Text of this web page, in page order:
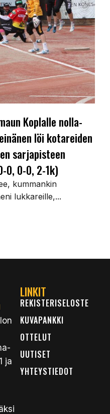
Koplalle nolla-
löi kotareiden
sarjapisteen
0, 0-0, 2-1k)
kummankin
lukkareille,...
ja
LINKIT
REKISTERISELOSTE
KUVAPANKKI
OTTELUT
UUTISET
YHTEYSTIEDOT